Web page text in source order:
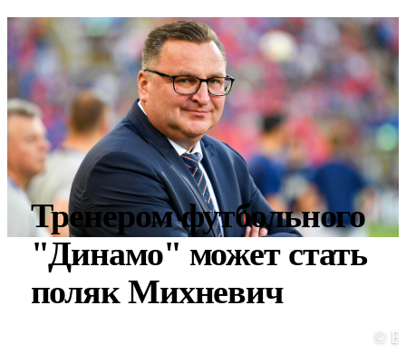
Тренером футбольного
"Динамо" может стать
поляк Михневич
©